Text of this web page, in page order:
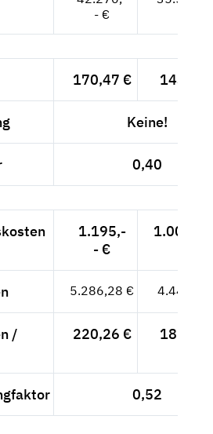
- €
170,47 € 143,25
Keine!
0,40
1.195,-
- €
5.286,28 € 4.442,25
/
220,26 € 185,09
0,52